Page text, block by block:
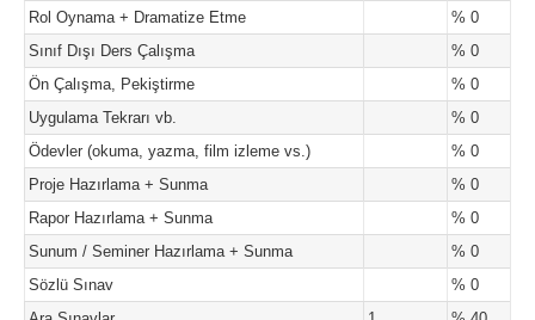
Rol Oynama + Dramatize Etme
% 0
Sınıf Dışı Ders Çalışma
% 0
Ön Çalışma, Pekiştirme
% 0
Uygulama Tekrarı vb.
% 0
Ödevler (okuma, yazma, film izleme vs.)
% 0
Proje Hazırlama + Sunma
% 0
Rapor Hazırlama + Sunma
% 0
Sunum / Seminer Hazırlama + Sunma
% 0
Sözlü Sınav
% 0